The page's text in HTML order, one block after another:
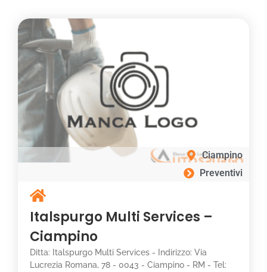
Ciampino
Preventivi
Italspurgo Multi Services –
Ciampino
Ditta: Italspurgo Multi Services - Indirizzo: Via
Lucrezia Romana, 78 - 0043 - Ciampino - RM - Tel: